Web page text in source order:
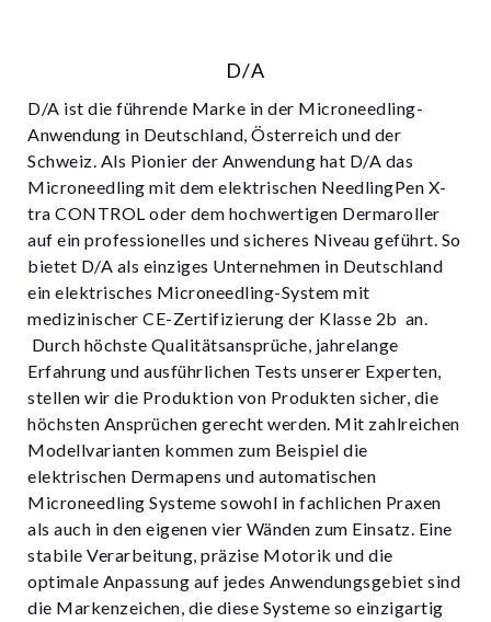
D/A
D/A ist die führende Marke in der Microneedling-
Anwendung in Deutschland, Österreich und der
Schweiz. Als Pionier der Anwendung hat D/A das
Microneedling mit dem elektrischen NeedlingPen X-
tra CONTROL oder dem hochwertigen Dermaroller
auf ein professionelles und sicheres Niveau geführt. So
bietet D/A als einziges Unternehmen in Deutschland
ein elektrisches Microneedling-System mit
medizinischer CE-Zertifizierung der Klasse 2b an.
Durch höchste Qualitätsansprüche, jahrelange
Erfahrung und ausführlichen Tests unserer Experten,
stellen wir die Produktion von Produkten sicher, die
höchsten Ansprüchen gerecht werden. Mit zahlreichen
Modellvarianten kommen zum Beispiel die
elektrischen Dermapens und automatischen
Microneedling Systeme sowohl in fachlichen Praxen
als auch in den eigenen vier Wänden zum Einsatz. Eine
stabile Verarbeitung, präzise Motorik und die
optimale Anpassung auf jedes Anwendungsgebiet sind
die Markenzeichen, die diese Systeme so einzigartig